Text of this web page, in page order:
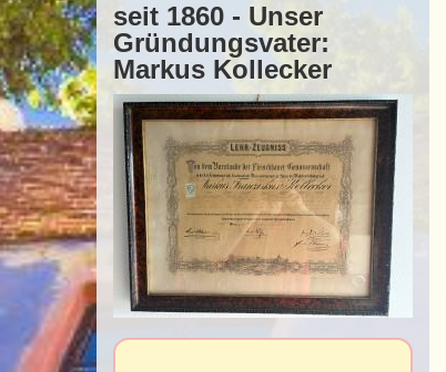
seit 1860 - Unser
Gründungsvater:
Markus Kollecker